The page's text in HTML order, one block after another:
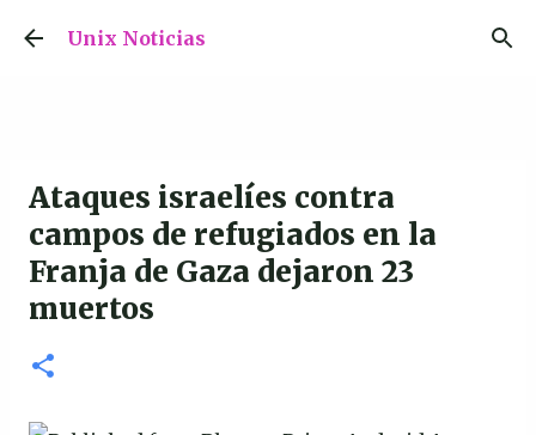
Ir al contenido principal
Unix Noticias
Ataques israelíes contra
campos de refugiados en la
Franja de Gaza dejaron 23
muertos